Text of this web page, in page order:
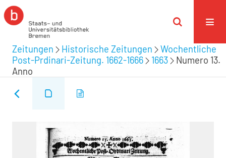
Zeitungen Historische Zeitungen
Wochentliche
Post-Prdinari-Zeitung. 1662-1666
1663
Numero 13.
Anno